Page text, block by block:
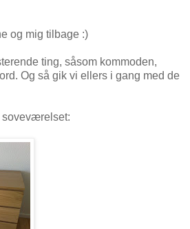
og mig tilbage :)
ting, såsom kommoden,
Og så gik vi ellers i gang med de
soveværelset: